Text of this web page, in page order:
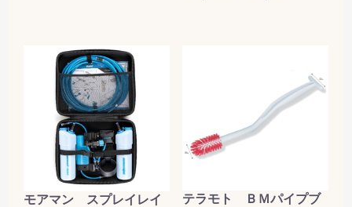
モアマン スプレイレイ
テラモト ＢＭパイプブ